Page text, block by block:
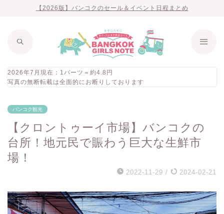
【2026版】バンコクのセール＆イベント日程まとめ
2026年7月現在：1バーツ＝約4.8円
写真の無断転載は全面的にお断りしております
バンコク観光
【クロントゥーイ市場】バンコクの
台所！地元民で賑わう巨大な生鮮市
場！
2022-11-29 / 2024-02-21